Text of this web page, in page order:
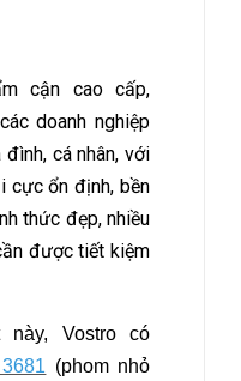
cận cao cấp,
doanh nghiệp
cá nhân, với
cực ổn định, bền
thức đẹp, nhiều
được tiết kiệm
Vostro có
(phom nhỏ